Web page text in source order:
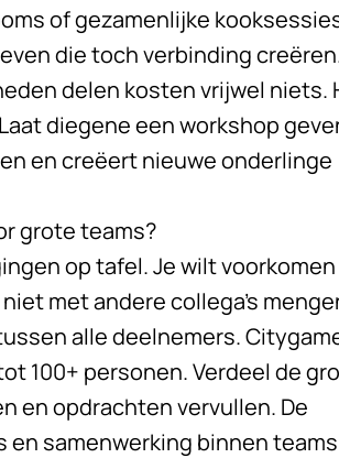
of gezamenlijke
die toch verbinding creëren.
delen kosten vrijwel niets.
diegene een workshop
en creëert nieuwe onderlinge
grote teams?
op tafel. Je wilt
met andere collega’s
alle deelnemers.
100+ personen. Verdeel de
en opdrachten vervullen. De
samenwerking binnen teams